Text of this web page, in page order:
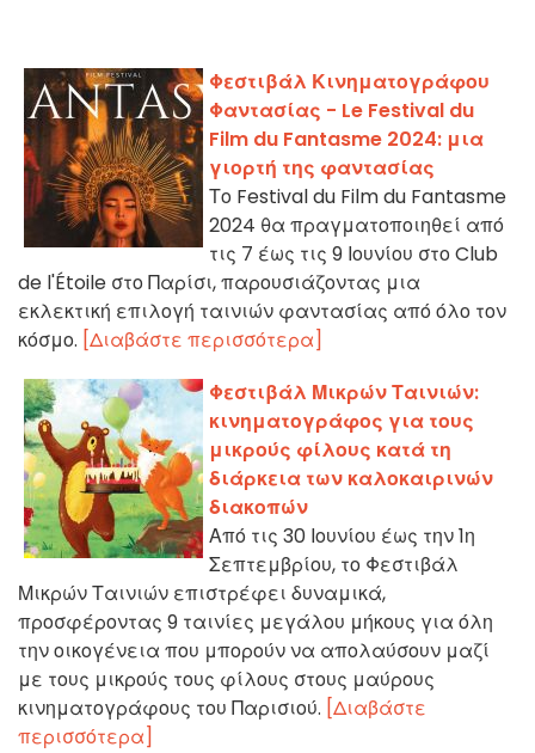
Φεστιβάλ Κινηματογράφου
Φαντασίας - Le Festival du
Film du Fantasme 2024: μια
γιορτή της φαντασίας
Το Festival du Film du Fantasme
2024 θα πραγματοποιηθεί από
τις 7 έως τις 9 Ιουνίου στο Club
de l'Étoile στο Παρίσι, παρουσιάζοντας μια
εκλεκτική επιλογή ταινιών φαντασίας από όλο τον
κόσμο. [Διαβάστε περισσότερα]
Φεστιβάλ Μικρών Ταινιών:
κινηματογράφος για τους
μικρούς φίλους κατά τη
διάρκεια των καλοκαιρινών
διακοπών
Από τις 30 Ιουνίου έως την 1η
Σεπτεμβρίου, το Φεστιβάλ
Μικρών Ταινιών επιστρέφει δυναμικά,
προσφέροντας 9 ταινίες μεγάλου μήκους για όλη
την οικογένεια που μπορούν να απολαύσουν μαζί
με τους μικρούς τους φίλους στους μαύρους
κινηματογράφους του Παρισιού. [Διαβάστε
περισσότερα]